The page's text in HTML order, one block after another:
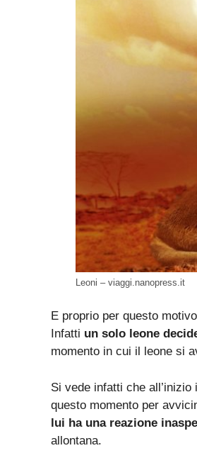
Leoni – viaggi.nanopress.it
E proprio per questo
Infatti un solo leone
momento in cui il leone si
Si vede infatti che
questo momento per
lui ha una reazione
allontana.